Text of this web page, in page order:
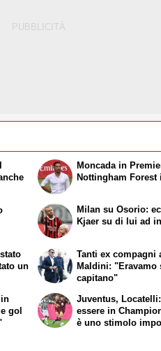
Moncada in
Nottingham
Milan su Osorio:
Kjaer su di lui ad
un
gol
Tanti ex compagni
Maldini:
capitano"
Juventus,
essere in
è uno stimolo